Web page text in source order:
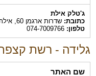
ג'טלק אילת
כתובת:שדרות ארגמן 60, אילת
טלפון:074-7009766
גלידה - רשת קצפת
שם האתר